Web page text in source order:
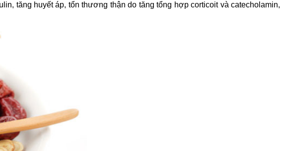
tăng huyết áp, tổn thương thận do tăng tổng hợp corticoit và catecholamin,